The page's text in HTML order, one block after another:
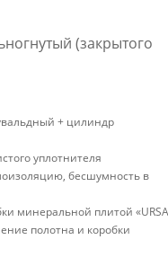
(закрытого
+ цилиндр
уплотнителя
бесшумность в
минеральной плитой
полотна и коробки